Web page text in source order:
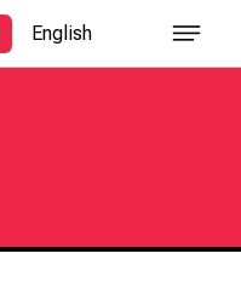
English